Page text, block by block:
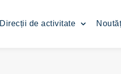
Direcții de activitate